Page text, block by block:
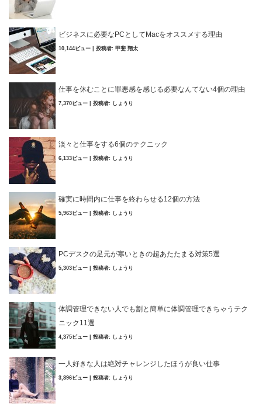
ビジネスに必要なPCとしてMacをオススメする理由
10,144ビュー 投稿者: 甲斐 翔太
仕事を休むことに罪悪感を感じる必要なんてない4個の理由
7,370ビュー 投稿者: しょうり
淡々と仕事をする6個のテクニック
6,133ビュー 投稿者: しょうり
確実に時間内に仕事を終わらせる12個の方法
5,963ビュー 投稿者: しょうり
PCデスクの足元が寒いときの超あたたまる対策5選
5,303ビュー 投稿者: しょうり
体調管理できない人でも割と簡単に体調管理できちゃうテク
ニック11選
4,375ビュー 投稿者: しょうり
一人好きな人は絶対チャレンジしたほうが良い仕事
3,896ビュー 投稿者: しょうり